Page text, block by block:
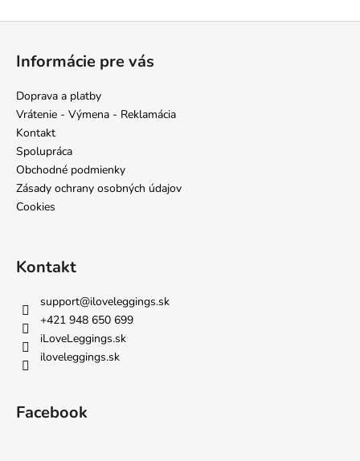
Informácie pre vás
Doprava a platby
Vrátenie - Výmena - Reklamácia
Kontakt
Spolupráca
Obchodné podmienky
Zásady ochrany osobných údajov
Cookies
Kontakt
support@iloveleggings.sk
+421 948 650 699
iLoveLeggings.sk
iloveleggings.sk
Facebook